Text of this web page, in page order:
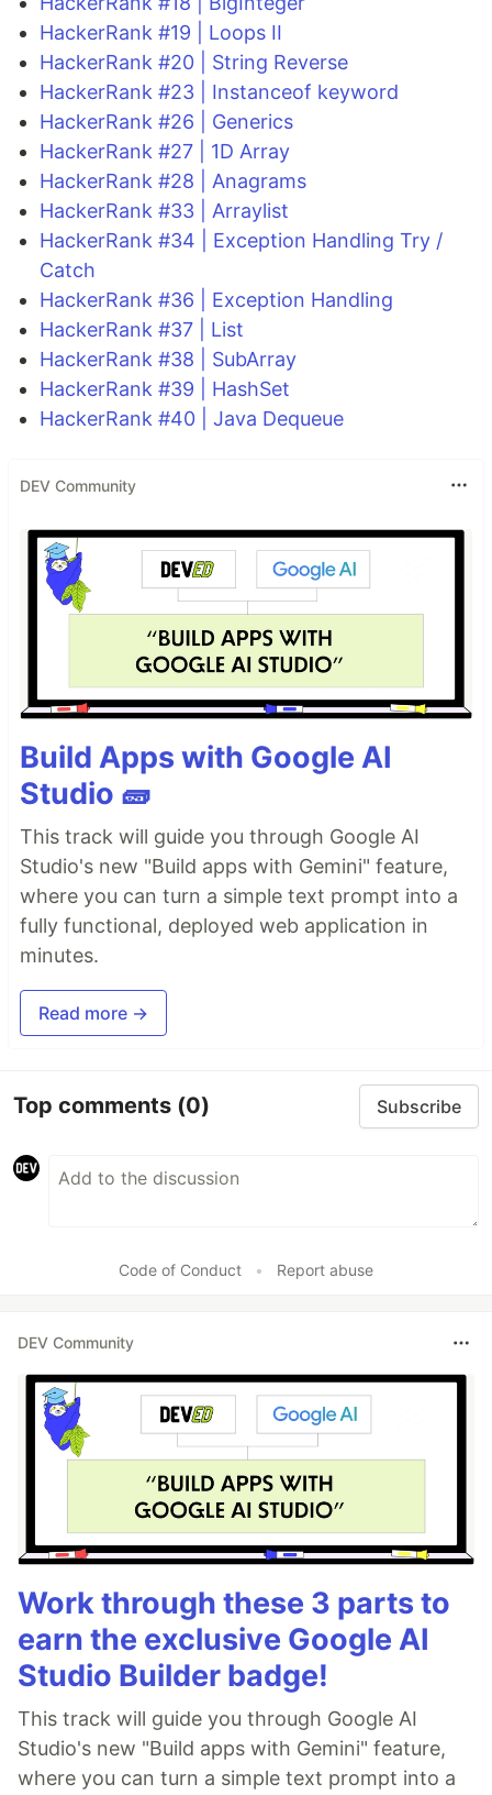
HackerRank #19 | Loops II
HackerRank #20 | String Reverse
HackerRank #23 | Instanceof keyword
HackerRank #26 | Generics
HackerRank #27 | 1D Array
HackerRank #28 | Anagrams
HackerRank #33 | Arraylist
HackerRank #34 | Exception Handling Try /
Catch
HackerRank #36 | Exception Handling
HackerRank #37 | List
HackerRank #38 | SubArray
HackerRank #39 | HashSet
HackerRank #40 | Java Dequeue
DEV Community
Build Apps with Google AI
Studio 🧱
This track will guide you through Google AI
Studio's new "Build apps with Gemini" feature,
where you can turn a simple text prompt into a
fully functional, deployed web application in
minutes.
Read more →
Top comments (0) Subscribe
Code of Conduct • Report abuse
DEV Community
Work through these 3 parts to
earn the exclusive Google AI
Studio Builder badge!
This track will guide you through Google AI
Studio's new "Build apps with Gemini" feature,
where you can turn a simple text prompt into a